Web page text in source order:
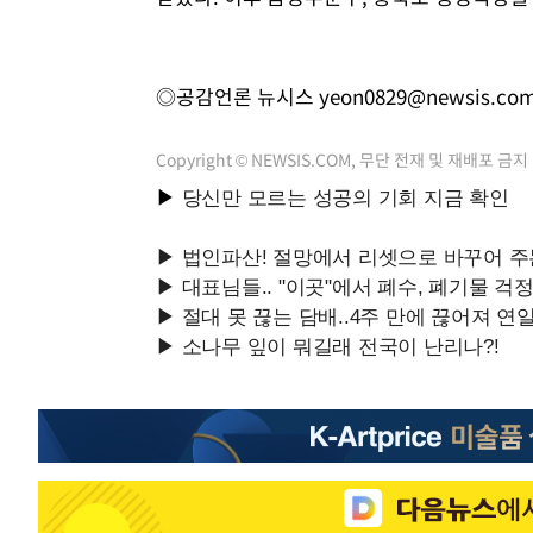
◎공감언론 뉴시스
Copyright © NEWSIS.COM, 무단 전재 및 재배포 금지